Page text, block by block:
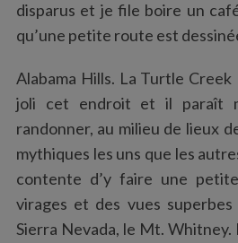
disparus et je file boire un
qu’une petite route est
Alabama Hills. La Turtle Creek
joli cet endroit et il paraît
randonner, au milieu de lieux
mythiques les uns que les
contente d’y faire une
virages et des vues
Sierra Nevada, le Mt. Whitney.